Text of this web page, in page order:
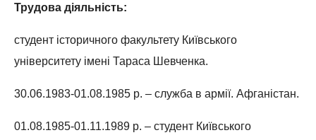
Трудова діяльність:
студент історичного факультету Київського
університету імені Тараса Шевченка.
30.06.1983-01.08.1985 р. – служба в армії. Афганістан.
01.08.1985-01.11.1989 р. – студент Київського